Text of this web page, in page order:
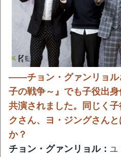
――チョン・グァンリョル
子の戦争～』でも子役出
共演されました。同じく
クさん、ヨ・ジングさん
か？
チョン・グァンリョル： ユ